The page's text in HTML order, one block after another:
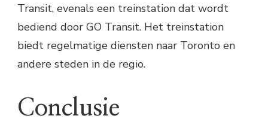
Transit, evenals een treinstation dat wordt
bediend door GO Transit. Het treinstation
biedt regelmatige diensten naar Toronto en
andere steden in de regio.
Conclusie